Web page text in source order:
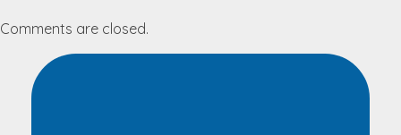
Comments are closed.